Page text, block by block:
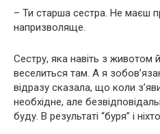
– Ти старша сестра. Не маєш
напризволяще.
Сестру, яка навіть з животом
веселиться там. А я
відразу сказала, що коли
необхідне, але
буду. В результаті “буря” і